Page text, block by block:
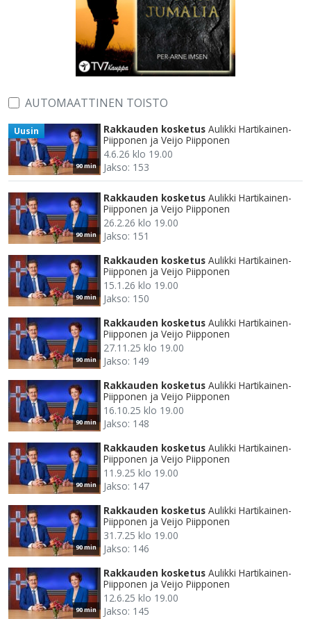
AUTOMAATTINEN TOISTO
90 min
Uusin Rakkauden kosketus Aulikki Hartikainen-
Piipponen ja Veijo Piipponen
4.6.26 klo 19.00
Jakso: 153
90 min
Rakkauden kosketus Aulikki Hartikainen-
Piipponen ja Veijo Piipponen
26.2.26 klo 19.00
Jakso: 151
90 min
Rakkauden kosketus Aulikki Hartikainen-
Piipponen ja Veijo Piipponen
15.1.26 klo 19.00
Jakso: 150
90 min
Rakkauden kosketus Aulikki Hartikainen-
Piipponen ja Veijo Piipponen
27.11.25 klo 19.00
Jakso: 149
90 min
Rakkauden kosketus Aulikki Hartikainen-
Piipponen ja Veijo Piipponen
16.10.25 klo 19.00
Jakso: 148
90 min
Rakkauden kosketus Aulikki Hartikainen-
Piipponen ja Veijo Piipponen
11.9.25 klo 19.00
Jakso: 147
90 min
Rakkauden kosketus Aulikki Hartikainen-
Piipponen ja Veijo Piipponen
31.7.25 klo 19.00
Jakso: 146
90 min
Rakkauden kosketus Aulikki Hartikainen-
Piipponen ja Veijo Piipponen
12.6.25 klo 19.00
Jakso: 145